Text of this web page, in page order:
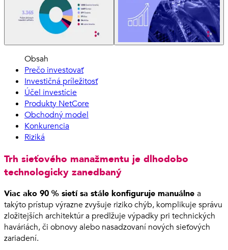
Obsah
Prečo investovať
Investičná príležitosť
Účel investície
Produkty NetCore
Obchodný model
Konkurencia
Riziká
Trh sieťového manažmentu je dlhodobo
technologicky zanedbaný
Viac ako 90 % sietí sa stále konfiguruje manuálne a
takýto prístup výrazne zvyšuje riziko chýb, komplikuje správu
zložitejších architektúr a predlžuje výpadky pri technických
haváriách, či obnovy alebo nasadzovaní nových sieťových
zariadení.